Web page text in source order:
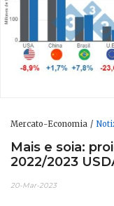
Mercato-Economia
Mais e soia:
2022/2023
20-Mar-2023